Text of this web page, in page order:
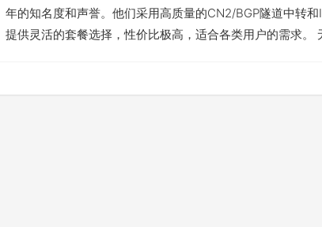
年的知名度和声誉。他们采用高质量的CN2/BGP隧道中转和
提供灵活的套餐选择，性价比极高，适合各类用户的需求。
提供适合的流量套餐。 速鹰666因为提供公益免费的SSR节
有时也被称为速鹰666加速器或速鹰SSR。然而，速鹰666不